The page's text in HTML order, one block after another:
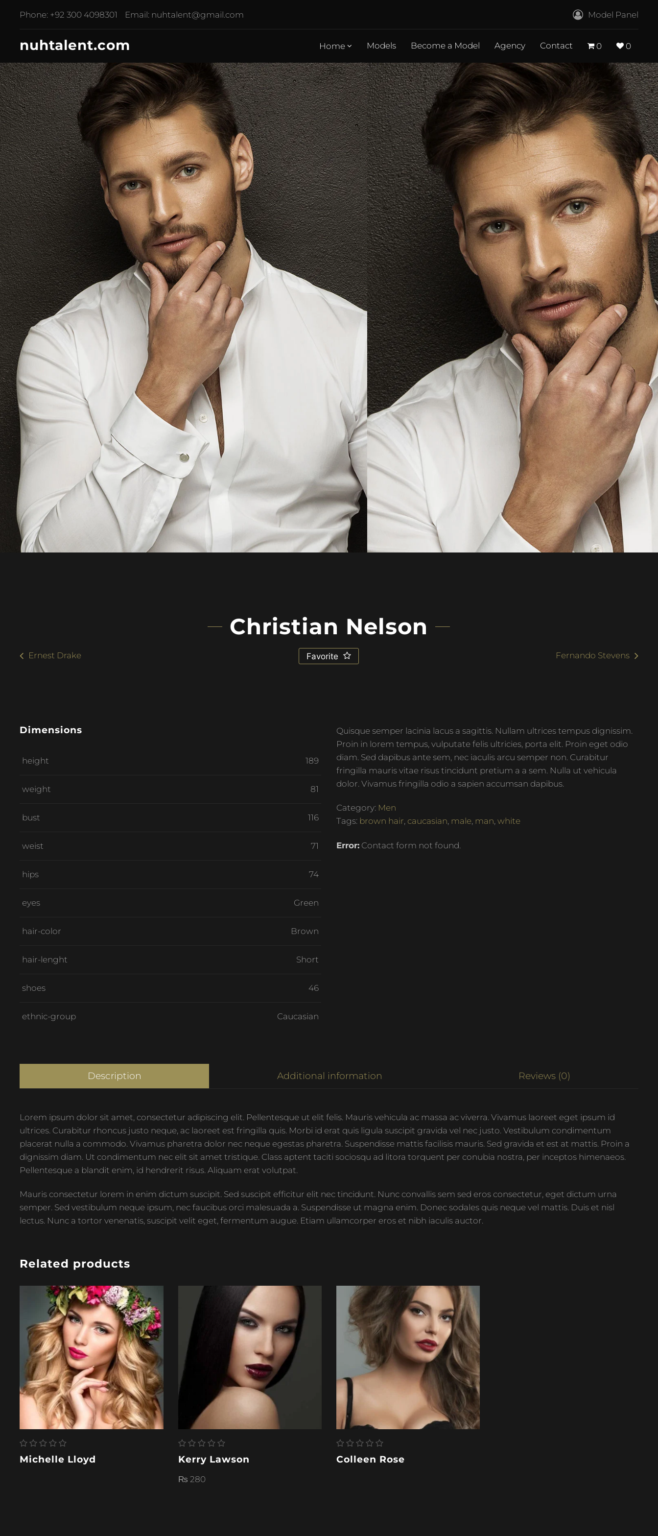
Phone: +92 300 4098301 Email: nuhtalent@gmail.com Model Panel
nuhtalent.com Home Models Become a Model Agency Contact 0 0
Christian Nelson
Favorite
Ernest Drake Fernando Stevens
Dimensions
height 189
weight 81
bust 116
weist 71
hips 74
eyes Green
hair-color Brown
hair-lenght Short
shoes 46
ethnic-group Caucasian
Quisque semper lacinia lacus a sagittis. Nullam ultrices tempus dignissim.
Proin in lorem tempus, vulputate felis ultricies, porta elit. Proin eget odio
diam. Sed dapibus ante sem, nec iaculis arcu semper non. Curabitur
fringilla mauris vitae risus tincidunt pretium a a sem. Nulla ut vehicula
dolor. Vivamus fringilla odio a sapien accumsan dapibus.
Category: Men
Tags: brown hair, caucasian, male, man, white
Error:Contact form not found.
Description Additional information Reviews (0)
Lorem ipsum dolor sit amet, consectetur adipiscing elit. Pellentesque ut elit felis. Mauris vehicula ac massa ac viverra. Vivamus laoreet eget ipsum id
ultrices. Curabitur rhoncus justo neque, ac laoreet est fringilla quis. Morbi id erat quis ligula suscipit gravida vel nec justo. Vestibulum condimentum
placerat nulla a commodo. Vivamus pharetra dolor nec neque egestas pharetra. Suspendisse mattis facilisis mauris. Sed gravida et est at mattis. Proin a
dignissim diam. Ut condimentum nec elit sit amet tristique. Class aptent taciti sociosqu ad litora torquent per conubia nostra, per inceptos himenaeos.
Pellentesque a blandit enim, id hendrerit risus. Aliquam erat volutpat.
Mauris consectetur lorem in enim dictum suscipit. Sed suscipit efficitur elit nec tincidunt. Nunc convallis sem sed eros consectetur, eget dictum urna
semper. Sed vestibulum neque ipsum, nec faucibus orci malesuada a. Suspendisse ut magna enim. Donec sodales quis neque vel mattis. Duis et nisl
lectus. Nunc a tortor venenatis, suscipit velit eget, fermentum augue. Etiam ullamcorper eros et nibh iaculis auctor.
Related products
Michelle Lloyd Kerry Lawson
₨ 280
Colleen Rose